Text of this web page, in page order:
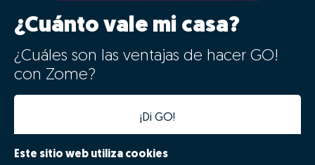
¿Cuánto vale mi casa?
¿Cuáles son las ventajas de hacer GO!
con Zome?
¡Di GO!
Este sitio web utiliza cookies